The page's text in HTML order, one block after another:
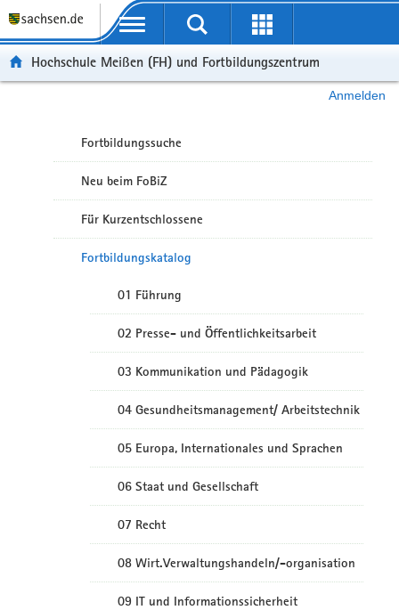
Portalübergreifende Navigation
Hochschule Meißen (FH) und Fortbildungszentrum
Anmelden
Fortbildungssuche
Neu beim FoBiZ
Für Kurzentschlossene
Fortbildungskatalog
01 Führung
02 Presse- und Öffentlichkeitsarbeit
03 Kommunikation und Pädagogik
04 Gesundheitsmanagement/ Arbeitstechnik
05 Europa, Internationales und Sprachen
06 Staat und Gesellschaft
07 Recht
08 Wirt.Verwaltungshandeln/-organisation
09 IT und Informationssicherheit